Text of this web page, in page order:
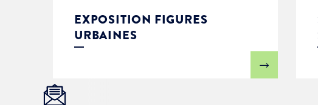
EXPOSITION FIGURES
URBAINES